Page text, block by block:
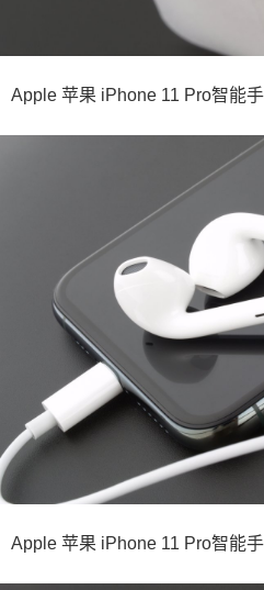
Apple 苹果 iPhone 11 Pro智能
Apple 苹果 iPhone 11 Pro智能